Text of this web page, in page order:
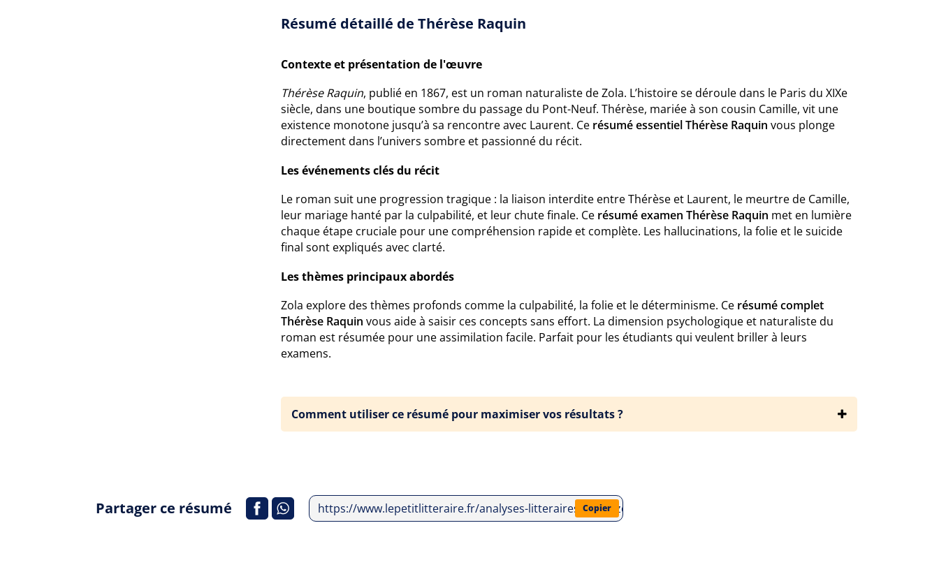
Résumé détaillé de Thérèse Raquin
Contexte et présentation de l'œuvre
Thérèse Raquin, publié en 1867, est un roman naturaliste de Zola. L’histoire se déroule dans le Paris du XIXe
siècle, dans une boutique sombre du passage du Pont-Neuf. Thérèse, mariée à son cousin Camille, vit une
existence monotone jusqu’à sa rencontre avec Laurent. Ce résumé essentiel Thérèse Raquin vous plonge
directement dans l’univers sombre et passionné du récit.
Les événements clés du récit
Le roman suit une progression tragique : la liaison interdite entre Thérèse et Laurent, le meurtre de Camille,
leur mariage hanté par la culpabilité, et leur chute finale. Ce résumé examen Thérèse Raquin met en lumière
chaque étape cruciale pour une compréhension rapide et complète. Les hallucinations, la folie et le suicide
final sont expliqués avec clarté.
Les thèmes principaux abordés
Zola explore des thèmes profonds comme la culpabilité, la folie et le déterminisme. Ce résumé complet
Thérèse Raquin vous aide à saisir ces concepts sans effort. La dimension psychologique et naturaliste du
roman est résumée pour une assimilation facile. Parfait pour les étudiants qui veulent briller à leurs
examens.
Comment utiliser ce résumé pour maximiser vos résultats ?
Partager ce résumé https://www.lepetitlitteraire.fr/analyses-litteraires/emile-zola/therese-raquin/resume
Copier